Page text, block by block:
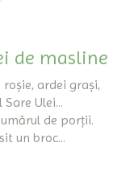
de masline
ardei grași,
Ulei...
de porții.
un broc...